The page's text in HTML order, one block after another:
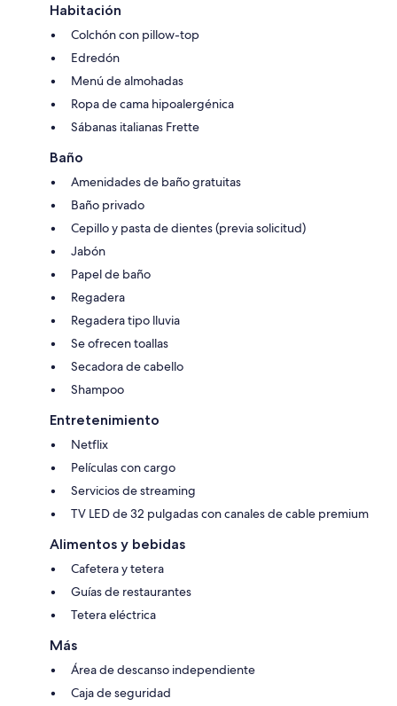
Habitación
Colchón con pillow-top
Edredón
Menú de almohadas
Ropa de cama hipoalergénica
Sábanas italianas Frette
Baño
Amenidades de baño gratuitas
Baño privado
Cepillo y pasta de dientes (previa solicitud)
Jabón
Papel de baño
Regadera
Regadera tipo lluvia
Se ofrecen toallas
Secadora de cabello
Shampoo
Entretenimiento
Netflix
Películas con cargo
Servicios de streaming
TV LED de 32 pulgadas con canales de cable premium
Alimentos y bebidas
Cafetera y tetera
Guías de restaurantes
Tetera eléctrica
Más
Área de descanso independiente
Caja de seguridad